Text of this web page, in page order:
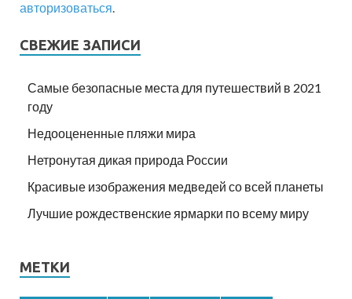
авторизоваться
СВЕЖИЕ ЗАПИСИ
Самые безопасные места для путешествий в 2021
году
Недооцененные пляжи мира
Нетронутая дикая природа России
Красивые изображения медведей со всей планеты
Лучшие рождественские ярмарки по всему миру
МЕТКИ